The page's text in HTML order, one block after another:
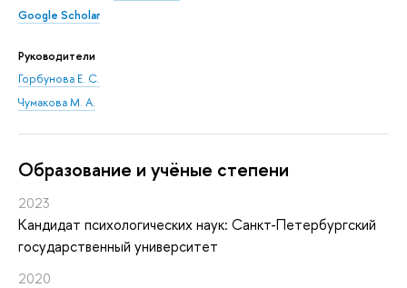
Google Scholar
Руководители
Горбунова Е. С.
Чумакова М. А.
Oбразование и учёные степени
2023
Кандидат психологических наук: Санкт-Петербургский
государственный университет
2020